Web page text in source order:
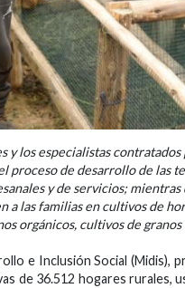
y los especialistas
proceso de desarrollo de las
y de servicios;
a las familias en cultivos de
orgánicos, cultivos de
e Inclusión Social (Midis),
de 36.512 hogares rurales,